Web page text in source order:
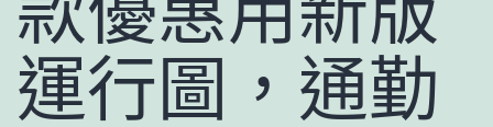
運行圖，通勤